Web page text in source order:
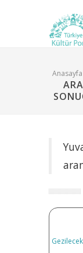
Anasayfa